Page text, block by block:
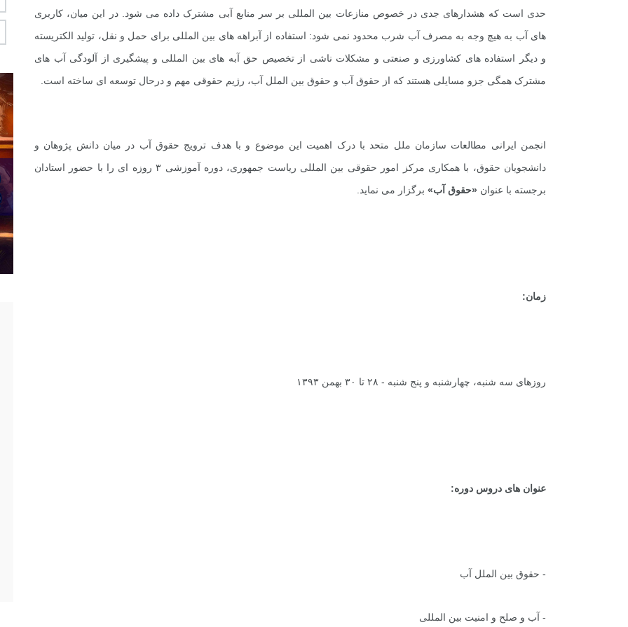
حدی است که هشدارهای جدی در خصوص منازعات بین المللی بر سر منابع آبی مشترک داده می­ شود. در این میان، کاربری
های آب به هیچ وجه به مصرف آب شرب محدود نمی شود: استفاده از آبراهه های بین المللی برای حمل و نقل، تولید الکتریسته
و دیگر استفاده های کشاورزی و صنعتی و مشکلات ناشی از تخصیص حق آبه های بین المللی و پیشگیری از آلودگی آب های
مشترک همگی جزو مسایلی هستند که از حقوق آب و حقوق بین الملل آب، رژیم حقوقی مهم و درحال توسعه ای ساخته است.
انجمن ایرانی مطالعات سازمان ملل متحد با درک اهمیت این موضوع و با هدف ترویج حقوق آب در میان دانش پژوهان و
دانشجویان حقوق، با همکاری مرکز امور حقوقی بین المللی ریاست جمهوری، دوره آموزشی ۳ روزه ای را با حضور استادان
برجسته با عنوان «حقوق آب» برگزار می نماید.
زمان:
روزهای سه شنبه، چهارشنبه و پنج شنبه - ۲۸ تا ۳۰ بهمن ۱۳۹۳
عنوان های دروس دوره:
- حقوق بین الملل آب
- آب و صلح و امنیت بین المللی